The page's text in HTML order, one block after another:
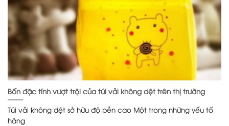
Bốn đặc tính vượt trội của túi vải không dệt trên thị trường
Túi vải không dệt sở hữu độ bền cao Một trong những yếu tố
hàng